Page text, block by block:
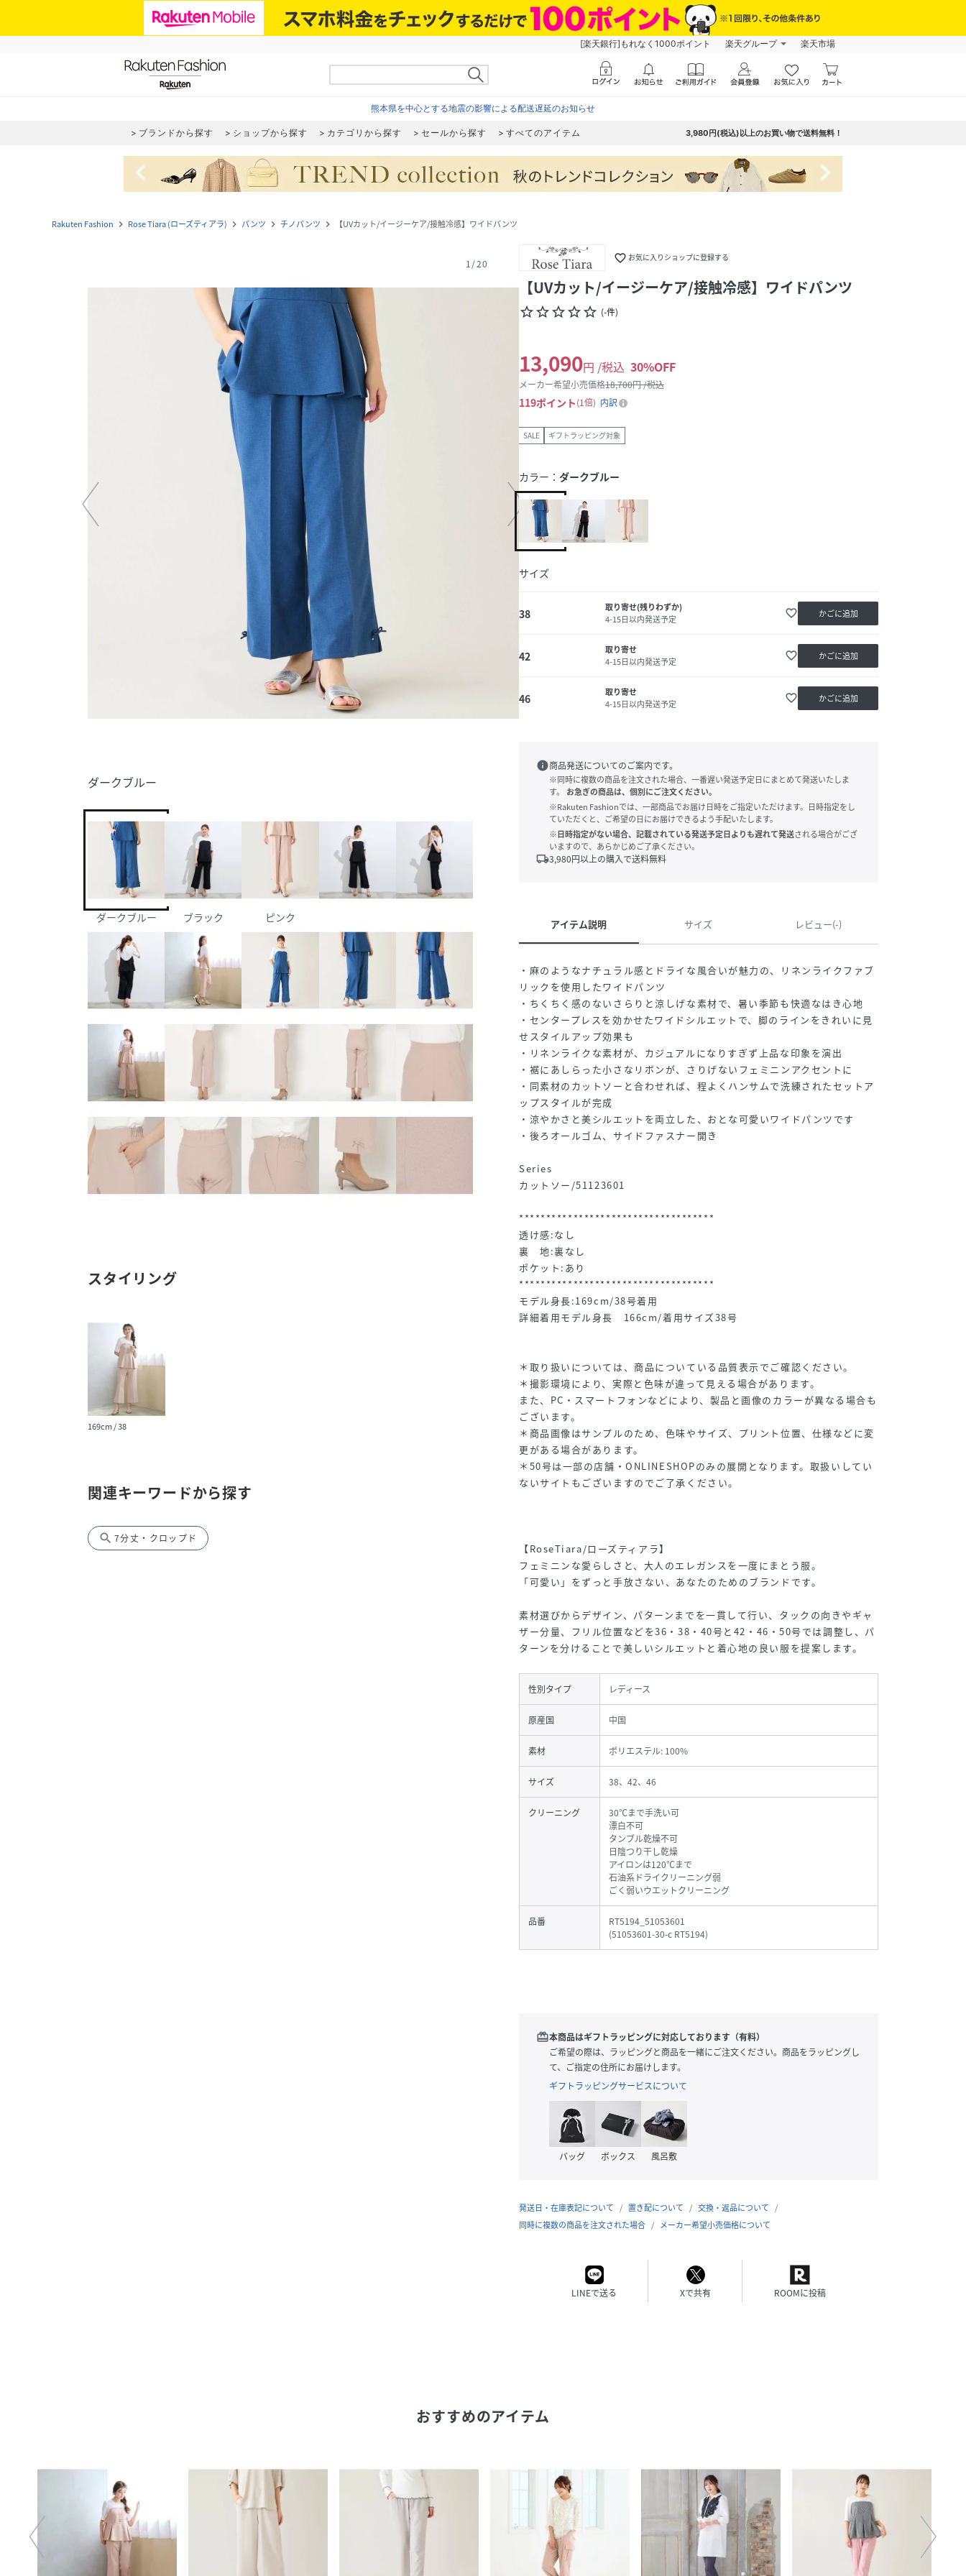
[楽天銀行]もれなく1000ポイント 楽天グループ 楽天市場
熊本県を中心とする地震の影響による配送遅延のお知らせ
ブランドから探す ショップから探す カテゴリから探す セールから探す すべてのアイテム 3,980円(税込)以上のお買い物で送料無料！
navigate_before navigate_next
Rakuten Fashion navigate_next Rose Tiara (ローズティアラ) navigate_next パンツ navigate_next チノパンツ navigate_next 【UVカット/イージーケア/接触冷感】ワイドパンツ
1/20
ダークブルー
ダークブルー ブラック ピンク
スタイリング
169cm / 38
関連キーワードから探す
search 7分丈・クロップド
favorite_border お気に入りショップに登録する
【UVカット/イージーケア/接触冷感】ワイドパンツ
star_borderstar_borderstar_borderstar_borderstar_border (-件)
13,090円 /税込 30%OFF
メーカー希望小売価格18,700円 /税込
119ポイント 1倍 内訳
SALE ギフトラッピング対象
カラー： ダークブルー
サイズ
38
取り寄せ(残りわずか)
4-15日以内発送予定
favorite_border かごに追加
42
取り寄せ
4-15日以内発送予定
favorite_border かごに追加
46
取り寄せ
4-15日以内発送予定
favorite_border かごに追加
info商品発送についてのご案内です。
※同時に複数の商品を注文された場合、一番遅い発送予定日にまとめて発送いたしま
す。
お急ぎの商品は、個別にご注文ください。
※Rakuten Fashionでは、一部商品でお届け日時をご指定いただけます。日時指定をし
ていただくと、ご希望の日にお届けできるよう手配いたします。
※日時指定がない場合、記載されている発送予定日よりも遅れて発送される場合がござ
いますので、あらかじめご了承ください。
local_shipping3,980円以上の購入で送料無料
アイテム説明 サイズ レビュー(-)
・麻のようなナチュラル感とドライな風合いが魅力の、リネンライクファブ
リックを使用したワイドパンツ
・ちくちく感のないさらりと涼しげな素材で、暑い季節も快適なはき心地
・センタープレスを効かせたワイドシルエットで、脚のラインをきれいに見
せスタイルアップ効果も
・リネンライクな素材が、カジュアルになりすぎず上品な印象を演出
・裾にあしらった小さなリボンが、さりげないフェミニンアクセントに
・同素材のカットソーと合わせれば、程よくハンサムで洗練されたセットア
ップスタイルが完成
・涼やかさと美シルエットを両立した、おとな可愛いワイドパンツです
・後ろオールゴム、サイドファスナー開き
Series
カットソー/51123601
************************************
透け感:なし
裏 地:裏なし
ポケット:あり
************************************
モデル身長:169cm/38号着用
詳細着用モデル身長 166cm/着用サイズ38号
＊取り扱いについては、商品についている品質表示でご確認ください。
＊撮影環境により、実際と色味が違って見える場合があります。
また、PC・スマートフォンなどにより、製品と画像のカラーが異なる場合も
ございます。
＊商品画像はサンプルのため、色味やサイズ、プリント位置、仕様などに変
更がある場合があります。
＊50号は一部の店舗・ONLINESHOPのみの展開となります。取扱いしてい
ないサイトもございますのでご了承ください。
【RoseTiara/ローズティアラ】
フェミニンな愛らしさと、大人のエレガンスを一度にまとう服。
「可愛い」をずっと手放さない、あなたのためのブランドです。
素材選びからデザイン、パターンまでを一貫して行い、タックの向きやギャ
ザー分量、フリル位置などを36・38・40号と42・46・50号では調整し、パ
ターンを分けることで美しいシルエットと着心地の良い服を提案します。
性別タイプ レディース
原産国 中国
素材 ポリエステル: 100%
サイズ 38、42、46
クリーニング
30℃まで手洗い可
漂白不可
タンブル乾燥不可
日陰つり干し乾燥
アイロンは120℃まで
石油系ドライクリーニング弱
ごく弱いウエットクリーニング
品番
RT5194_51053601
(51053601-30-c RT5194)
redeem本商品はギフトラッピングに対応しております（有料）
ご希望の際は、ラッピングと商品を一緒にご注文ください。商品をラッピングし
て、ご指定の住所にお届けします。
ギフトラッピングサービスについて
バッグ ボックス 風呂敷
発送日・在庫表記について 置き配について
交換・返品について
同時に複数の商品を注文された場合
メーカー希望小売価格について
LINEで送る Xで共有 ROOMに投稿
おすすめのアイテム